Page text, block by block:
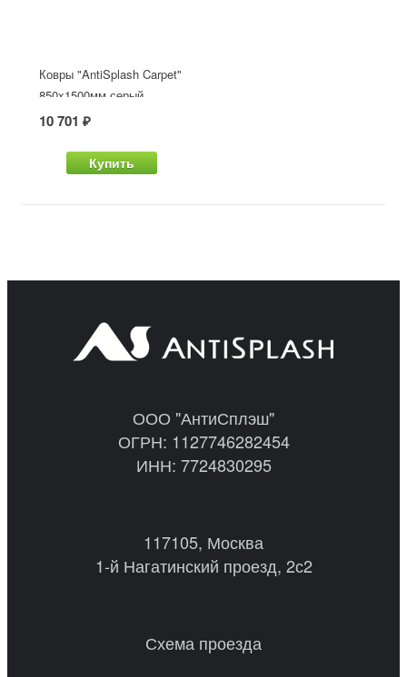
Ковры "AntiSplash Carpet"
850x1500мм серый
10 701 ₽
Купить
ООО "АнтиСплэш"
ОГРН: 1127746282454
ИНН: 7724830295
117105, Москва
1-й Нагатинский проезд, 2с2
Схема проезда